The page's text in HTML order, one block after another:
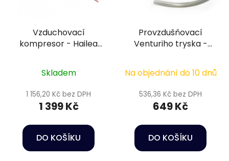
Vzduchovací
kompresor - Hailea
Skladem
1 156,20 Kč bez DPH
1 399 Kč
DO KOŠÍKU
Provzdušňovací
Venturiho tryska -
Duse 2000
Na objednání do 10 dnů
536,36 Kč bez DPH
649 Kč
DO KOŠÍKU